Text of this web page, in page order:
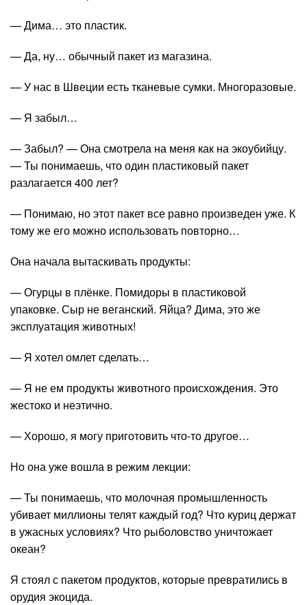
— Дима… это пластик.
— Да, ну… обычный пакет из магазина.
— У нас в Швеции есть тканевые сумки. Многоразовые.
— Я забыл…
— Забыл? — Она смотрела на меня как на экоубийцу.
— Ты понимаешь, что один пластиковый пакет
разлагается 400 лет?
— Понимаю, но этот пакет все равно произведен уже. К
тому же его можно использовать повторно…
Она начала вытаскивать продукты:
— Огурцы в плёнке. Помидоры в пластиковой
упаковке. Сыр не веганский. Яйца? Дима, это же
эксплуатация животных!
— Я хотел омлет сделать…
— Я не ем продукты животного происхождения. Это
жестоко и неэтично.
— Хорошо, я могу приготовить что-то другое…
Но она уже вошла в режим лекции:
— Ты понимаешь, что молочная промышленность
убивает миллионы телят каждый год? Что куриц держат
в ужасных условиях? Что рыболовство уничтожает
океан?
Я стоял с пакетом продуктов, которые превратились в
орудия экоцида.